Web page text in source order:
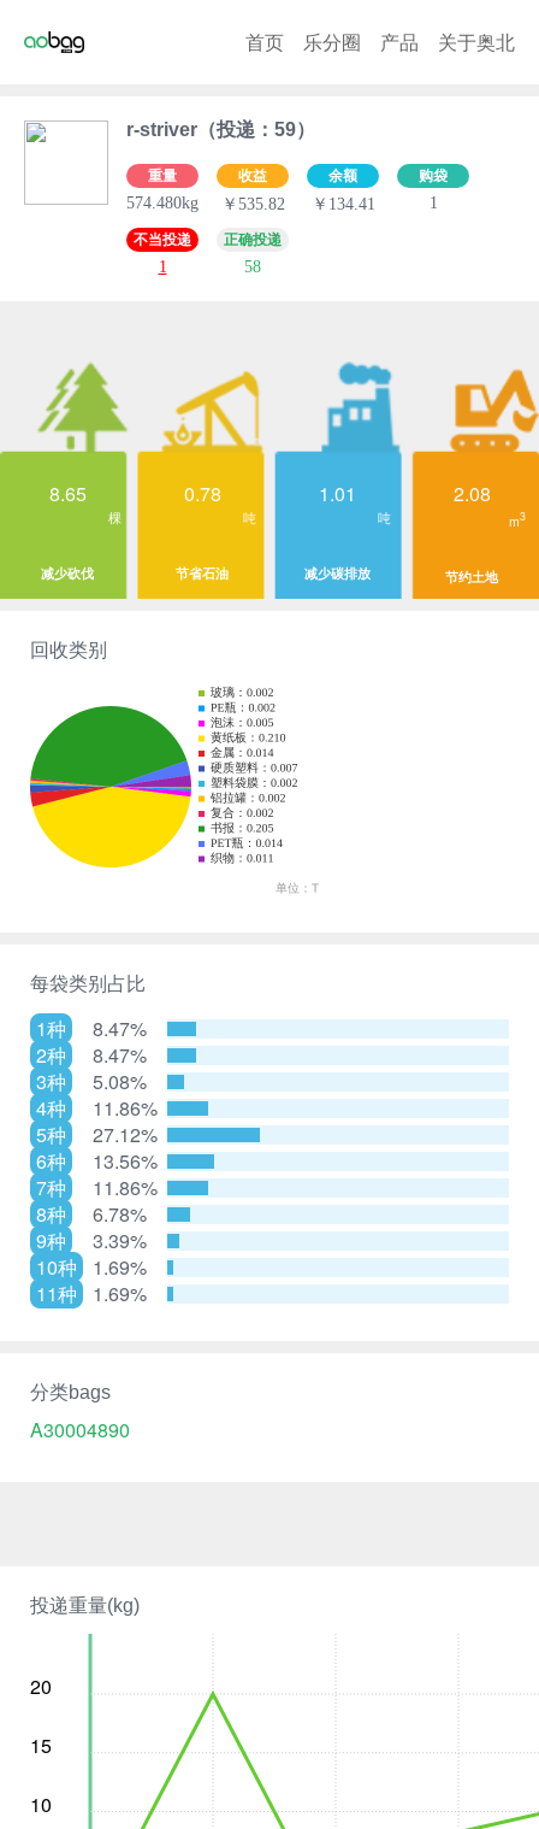
首页 乐分圈 产品 关于奥北
r-striver（投递：59）
重量
574.480kg
收益
￥535.82
余额
￥134.41
购袋
1
不当投递
1
正确投递
58
投递重量(kg)
20
15
10
8.65
棵
减少砍伐
0.78
吨
节省石油
1.01
吨
减少碳排放
2.08
m3
节约土地
回收类别
每袋类别占比
1种
8.47%
2种
8.47%
3种
5.08%
4种
11.86%
5种
27.12%
6种
13.56%
7种
11.86%
8种
6.78%
9种
3.39%
10种
1.69%
11种
1.69%
分类bags
A30004890